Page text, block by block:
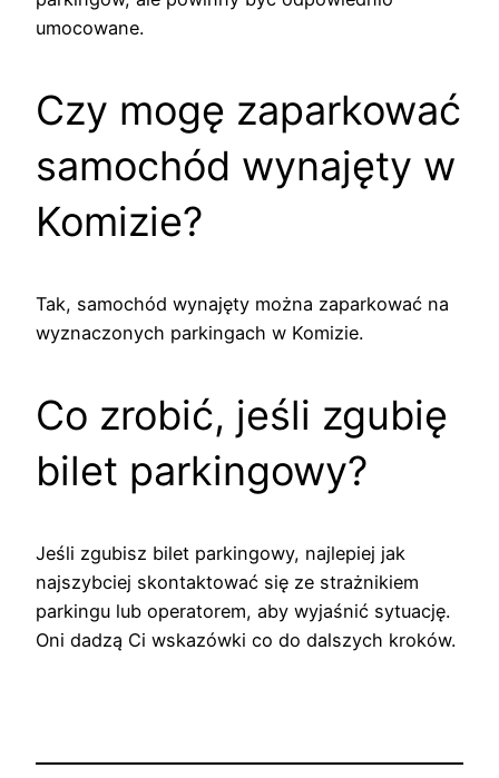
umocowane.
Czy mogę zaparkować
samochód wynajęty w
Komizie?
Tak, samochód wynajęty można zaparkować na
wyznaczonych parkingach w Komizie.
Co zrobić, jeśli zgubię
bilet parkingowy?
Jeśli zgubisz bilet parkingowy, najlepiej jak
najszybciej skontaktować się ze strażnikiem
parkingu lub operatorem, aby wyjaśnić sytuację.
Oni dadzą Ci wskazówki co do dalszych kroków.